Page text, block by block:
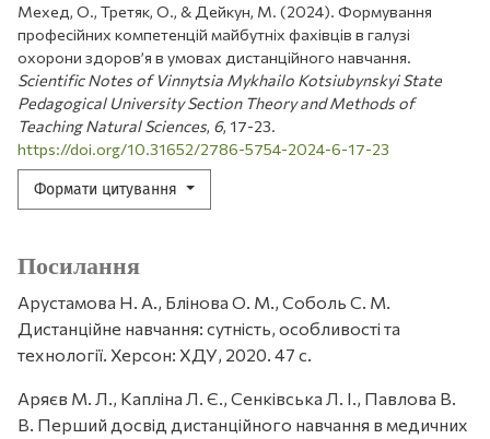
Мехед, О., Третяк, О., & Дейкун, М. (2024). Формування
професійних компетенцій майбутніх фахівців в галузі
охорони здоров’я в умовах дистанційного навчання.
Scientific Notes of Vinnytsia Mykhailo Kotsiubynskyi State
Pedagogical University Section Theory and Methods of
Teaching Natural Sciences, 6, 17-23.
https://doi.org/10.31652/2786-5754-2024-6-17-23
Формати цитування
Посилання
Арустамова Н. А., Блінова О. М., Соболь С. М.
Дистанційне навчання: сутність, особливості та
технології. Херсон: ХДУ, 2020. 47 с.
Аряєв М. Л., Капліна Л. Є., Сенківська Л. І., Павлова В.
В. Перший досвід дистанційного навчання в медичних